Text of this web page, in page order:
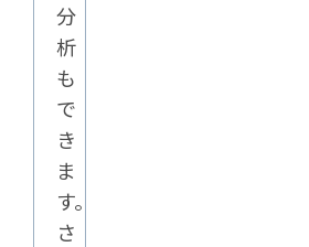
分
析
も
で
き
ま
す。
さ